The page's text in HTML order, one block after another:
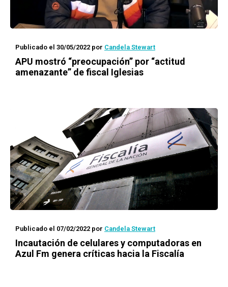
Publicado el 30/05/2022 por Candela Stewart
APU mostró “preocupación” por “actitud
amenazante” de fiscal Iglesias
Publicado el 07/02/2022 por Candela Stewart
Incautación de celulares y computadoras en
Azul Fm genera críticas hacia la Fiscalía